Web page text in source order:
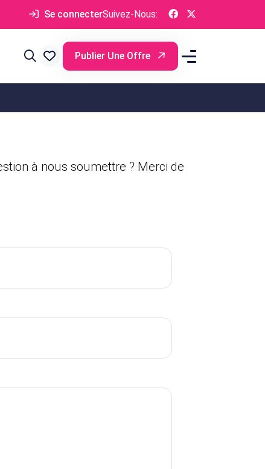
Se connecterSuivez-Nous:
Publier Une Offre
à nous soumettre ? Merci de